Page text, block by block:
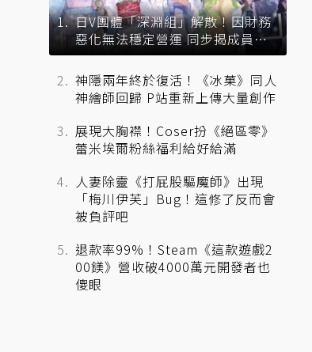
日V團體「深淵組」解散！因財務
惡化無法穩定營運 同步揭成員未
來去向
神隱兩年終於復活！《冰菓》同人
神繪師回歸 P站重新上傳大量創作
展現大胸襟！Coser扮《絕區零》
蕾米埃爾粉絲福利給好給滿
人妻除靈《打屁股驅魔師》出現
「梅川伊芙」Bug！這修了反而會
被負評吧
退款率99%！Steam《這款遊戲2
00鎂》營收破4000萬元開發者也
傻眼